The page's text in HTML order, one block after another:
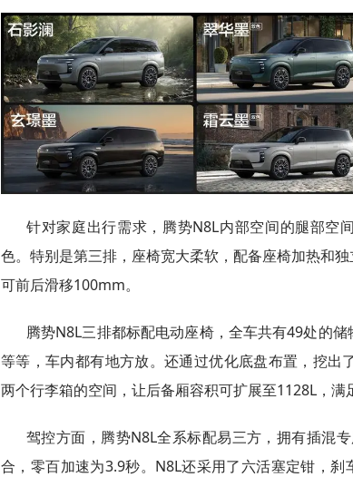
针对家庭出行需求，腾势N8L内部空间的腿部空
色。特别是第三排，座椅宽大柔软，配备座椅加热和
可前后滑移100mm。
腾势N8L三排都标配电动座椅，全车共有49处的
等等，车内都有地方放。还通过优化底盘布置，挖出
两个行李箱的空间，让后备厢容积可扩展至1128L，满
驾控方面，腾势N8L全系标配易三方，拥有插混
合，零百加速为3.9秒。N8L还采用了六活塞定钳，